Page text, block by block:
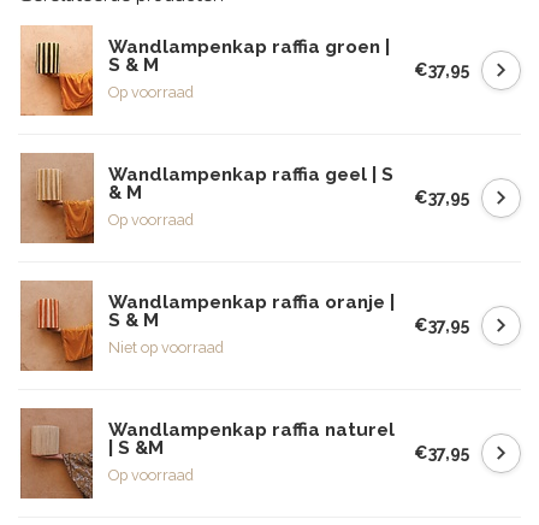
Wandlampenkap raffia groen |
S & M
Op voorraad
€37,95
Wandlampenkap raffia geel | S
& M
Op voorraad
€37,95
Wandlampenkap raffia oranje |
S & M
Niet op voorraad
€37,95
Wandlampenkap raffia naturel
| S &M
Op voorraad
€37,95